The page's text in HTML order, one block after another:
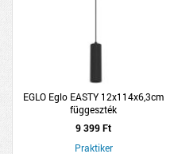
EGLO Eglo EASTY 12x114x6,3cm
függeszték
9 399 Ft
Praktiker